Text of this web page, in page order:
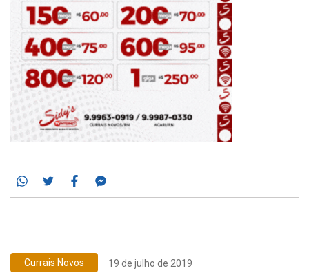
Whatsapp
TwitterFacebook
Currais Novos 19 de julho de 2019